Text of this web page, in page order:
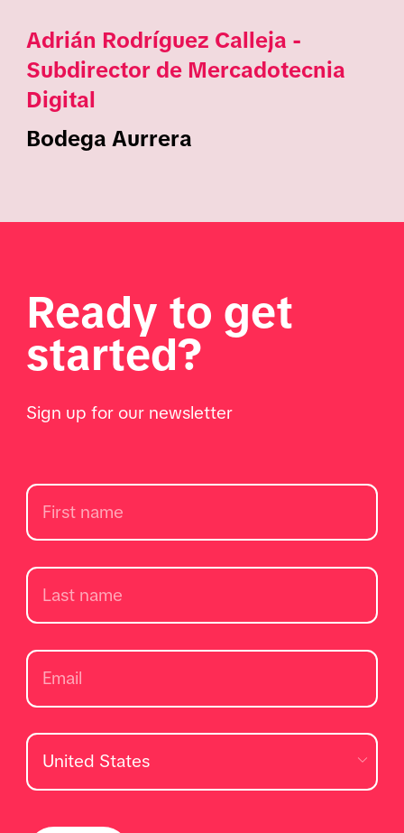
Adrián Rodríguez Calleja -
Subdirector de Mercadotecnia
Digital
Bodega Aurrera
Ready to get
started?
Sign up for our newsletter